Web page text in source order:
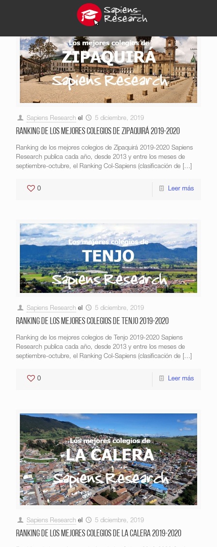
Sapiens Research el 5 diciembre, 2019
Ranking de los mejores colegios de Zipaquirá 2019-2020
Ranking de los mejores colegios de Zipaquirá 2019-2020 Sapiens
Research publica cada año, desde 2013 y entre los meses de
septiembre-octubre, el Ranking Col-Sapiens (clasificación de […]
0 Leer más
Sapiens Research el 5 diciembre, 2019
Ranking de los mejores colegios de Tenjo 2019-2020
Ranking de los mejores colegios de Tenjo 2019-2020 Sapiens
Research publica cada año, desde 2013 y entre los meses de
septiembre-octubre, el Ranking Col-Sapiens (clasificación de […]
0 Leer más
Sapiens Research el 5 diciembre, 2019
Ranking de los mejores colegios de La Calera 2019-2020